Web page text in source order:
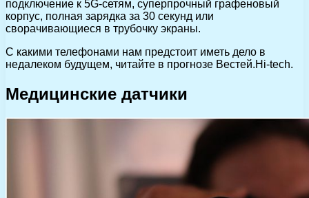
подключение к 5G-сетям, суперпрочный графеновый
корпус, полная зарядка за 30 секунд или
сворачивающиеся в трубочку экраны.
С какими телефонами нам предстоит иметь дело в
недалеком будущем, читайте в прогнозе Вестей.Hi-tech.
Медицинские датчики